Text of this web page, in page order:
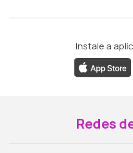
Instale a
Redes